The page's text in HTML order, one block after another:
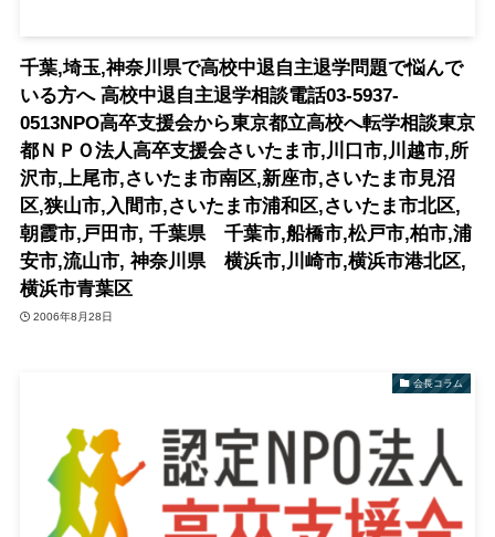
千葉,埼玉,神奈川県で高校中退自主退学問題で悩んで
いる方へ 高校中退自主退学相談電話03-5937-
0513NPO高卒支援会から東京都立高校へ転学相談東京
都ＮＰＯ法人高卒支援会さいたま市,川口市,川越市,所
沢市,上尾市,さいたま市南区,新座市,さいたま市見沼
区,狭山市,入間市,さいたま市浦和区,さいたま市北区,
朝霞市,戸田市, 千葉県 千葉市,船橋市,松戸市,柏市,浦
安市,流山市, 神奈川県 横浜市,川崎市,横浜市港北区,
横浜市青葉区
2006年8月28日
会長コラム